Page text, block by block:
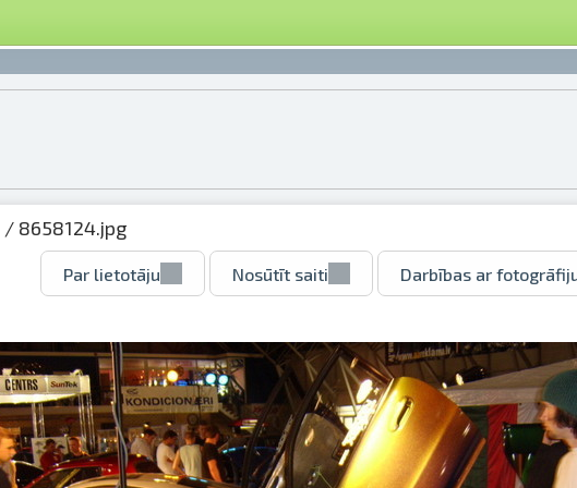
/ 8658124.jpg
Par lietotāju Nosūtīt saiti Darbības ar